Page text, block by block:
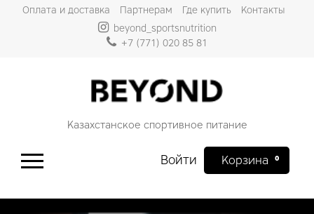
Оплата и доставка Партнерам Где купить
Контакты
beyond_sportsnutrition
+7 (771) 020 85 81
Казахстанское спортивное питание
0
Войти